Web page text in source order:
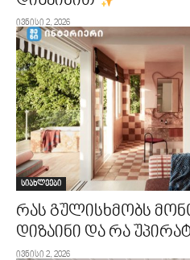
ივნისი 2, 2026
სიახლეები
რას გულისხმობს
დიზაინი და რა
ივნისი 2, 2026